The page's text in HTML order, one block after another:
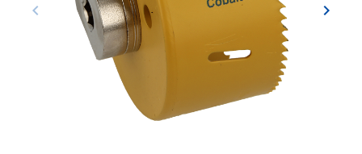
Vorige
keyboard_arrow_left keyboard_arrow_right